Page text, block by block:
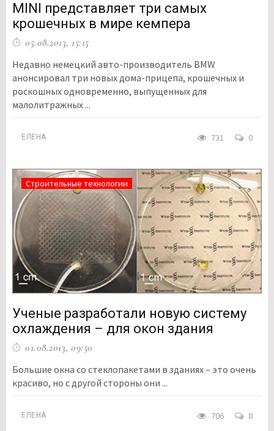
MINI представляет три самых
крошечных в мире кемпера
05.08.2013, 15:15
Недавно немецкий авто-производитель BMW
анонсировал три новых дома-прицепа, крошечных и
роскошных одновременно, выпущенных для
малолитражных ...
ЕЛЕНА 731 0
Строительные технологии
Ученые разработали новую систему
охлаждения – для окон здания
01.08.2013, 09:50
Большие окна со стеклопакетами в зданиях – это очень
красиво, но с другой стороны они ...
ЕЛЕНА 706 0